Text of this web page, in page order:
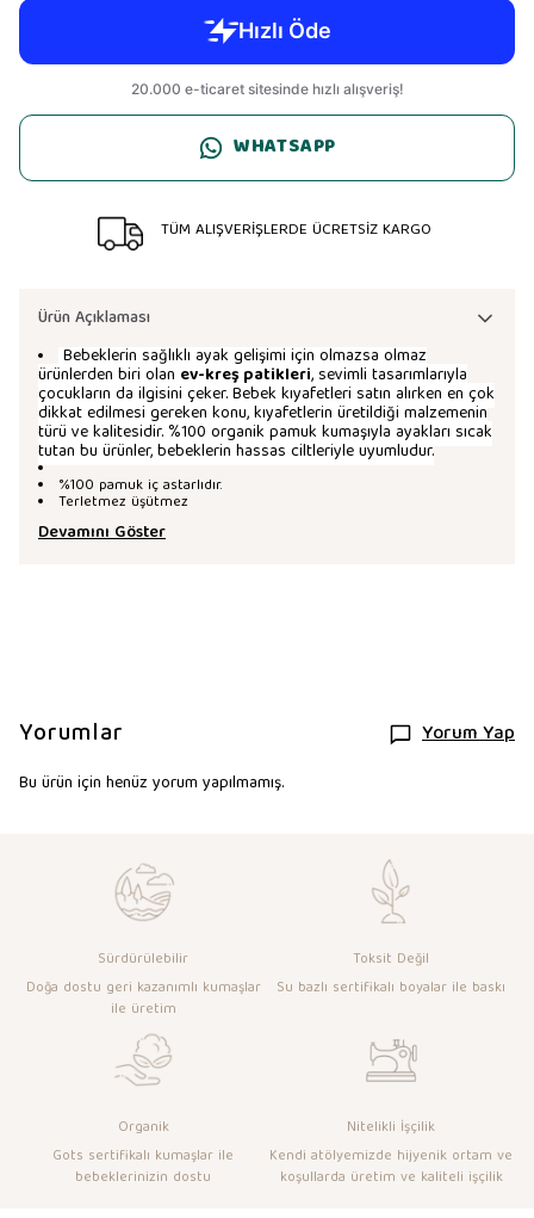
WHATSAPP
TÜM ALIŞVERİŞLERDE ÜCRETSİZ KARGO
Ürün Açıklaması
Bebeklerin sağlıklı ayak gelişimi için olmazsa olmaz
ürünlerden biri olan ev-kreş patikleri, sevimli tasarımlarıyla
çocukların da ilgisini çeker. Bebek kıyafetleri satın alırken en çok
dikkat edilmesi gereken konu, kıyafetlerin üretildiği malzemenin
türü ve kalitesidir. %100 organik pamuk kumaşıyla ayakları sıcak
tutan bu ürünler, bebeklerin hassas ciltleriyle uyumludur.
%100 pamuk iç astarlıdır.
Terletmez üşütmez
Devamını Göster
Yorumlar Yorum Yap
Bu ürün için henüz yorum yapılmamış.
Sürdürülebilir
Doğa dostu geri kazanımlı kumaşlar
ile üretim
Toksit Değil
Su bazlı sertifikalı boyalar ile baskı
Organik
Gots sertifikalı kumaşlar ile
bebeklerinizin dostu
Nitelikli İşçilik
Kendi atölyemizde hijyenik ortam ve
koşullarda üretim ve kaliteli işçilik